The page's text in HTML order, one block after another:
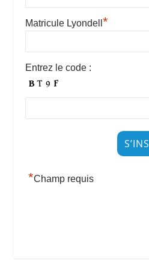
Matricule Lyondell*
Entrez le code :
*Champ requis